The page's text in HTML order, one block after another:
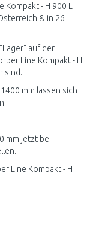
- H 900 L
& in 26
auf der
Line Kompakt - H
sind.
mm lassen sich
mm jetzt bei
Line Kompakt - H